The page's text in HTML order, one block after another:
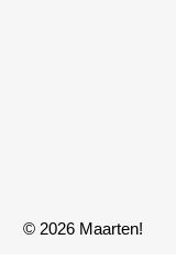
© 2026 Maarten!